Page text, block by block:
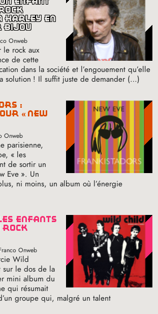
harley en
bijou
Onweb
le rock aux
de cette
dans la société et l’engouement qu’elle
solution ! Il suffit juste de demander (…)
« new
Onweb
parisienne,
« les
de sortir un
Eve ». Un
ni moins, un album où l’énergie
rock
Onweb
Wild
sur le dos de la
mini album du
qui résumait
groupe qui, malgré un talent